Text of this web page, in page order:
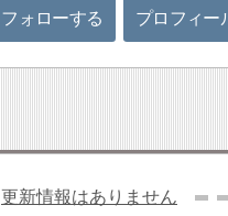
フォローする プロフィー
更新情報はありません